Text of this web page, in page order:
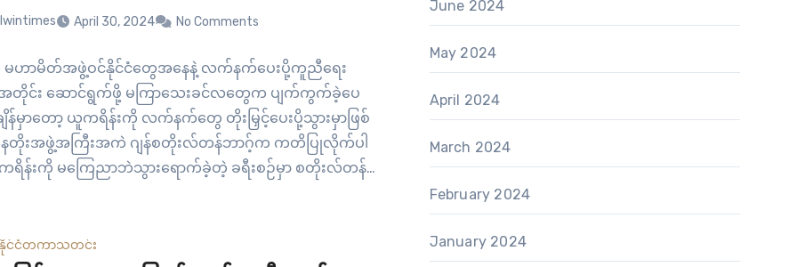
April 30, 2024 No Comments
မဟာမိတ်အဖွဲ့ဝင်နိုင်ငံတွေအနေနဲ့ လက်နက်ပေးပို့ကူညီရေး
င်း ဆောင်ရွက်ဖို့ မကြာသေးခင်လတွေက ပျက်ကွက်ခဲ့ပေ
န်မှာတော့ ယူကရိန်းကို လက်နက်တွေ တိုးမြှင့်ပေးပို့သွားမှာဖြစ်
းအဖွဲ့အကြီးအကဲ ဂျန်စတိုးလ်တန်ဘာဂ့်က ကတိပြုလိုက်ပါ
န်းကို မကြေညာဘဲသွားရောက်ခဲ့တဲ့ ခရီးစဉ်မှာ စတိုးလ်တန်
ရီလက…
င်ငံတကာသတင်း
June 2024
May 2024
April 2024
March 2024
February 2024
January 2024